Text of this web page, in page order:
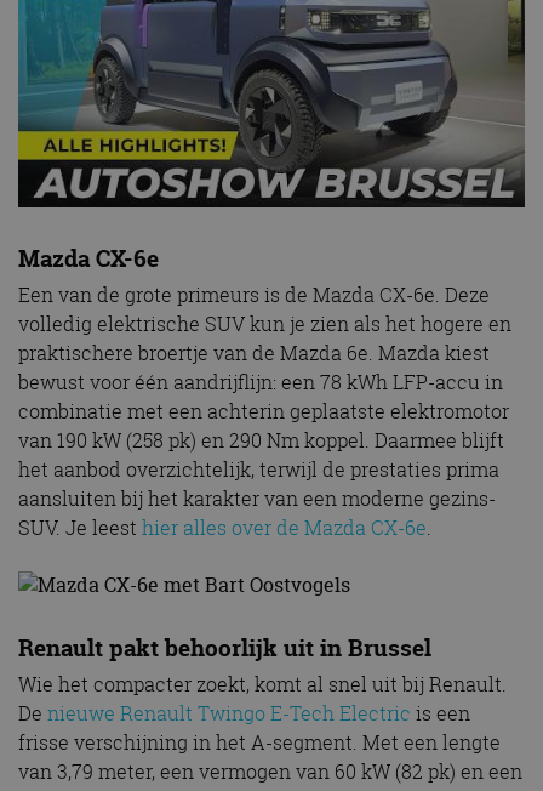
Mazda CX-6e
Een van de grote primeurs is de Mazda CX-6e. Deze
volledig elektrische SUV kun je zien als het hogere en
praktischere broertje van de Mazda 6e. Mazda kiest
bewust voor één aandrijflijn: een 78 kWh LFP-accu in
combinatie met een achterin geplaatste elektromotor
van 190 kW (258 pk) en 290 Nm koppel. Daarmee blijft
het aanbod overzichtelijk, terwijl de prestaties prima
aansluiten bij het karakter van een moderne gezins-
SUV. Je leest hier alles over de Mazda CX-6e.
Renault pakt behoorlijk uit in Brussel
Wie het compacter zoekt, komt al snel uit bij Renault.
De nieuwe Renault Twingo E-Tech Electric is een
frisse verschijning in het A-segment. Met een lengte
van 3,79 meter, een vermogen van 60 kW (82 pk) en een